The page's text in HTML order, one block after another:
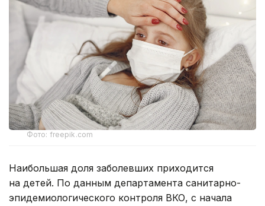
Фото: freepik.com
Наибольшая доля заболевших приходится
на детей. По данным департамента санитарно-
эпидемиологического контроля ВКО, с начала